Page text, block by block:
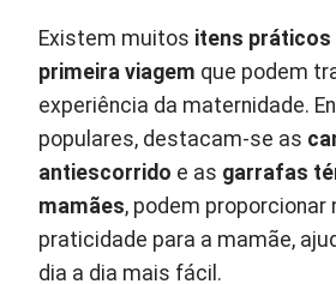
Existem muitos itens práticos
primeira viagem que podem
experiência da maternidade.
populares, destacam-se as
antiescorrido e as garrafas
mamães, podem
praticidade para a mamãe,
dia a dia mais fácil.